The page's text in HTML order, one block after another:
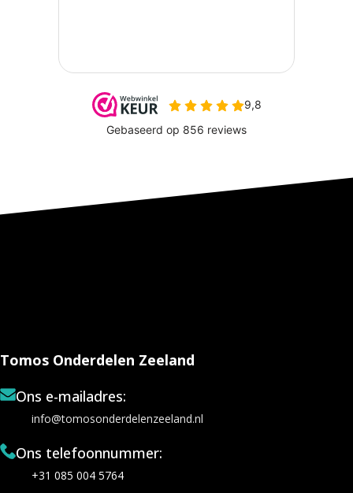
Tomos Onderdelen Zeeland
Ons e-mailadres:
info@tomosonderdelenzeeland.nl
Ons telefoonnummer:
+31 085 004 5764